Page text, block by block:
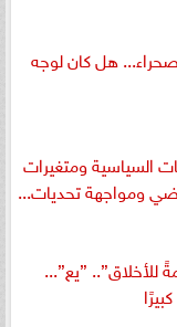
هل كان لوجه
السياسية ومتغيرات
ومواجهة تحديات...
للأخلاق”.. ”يع”...